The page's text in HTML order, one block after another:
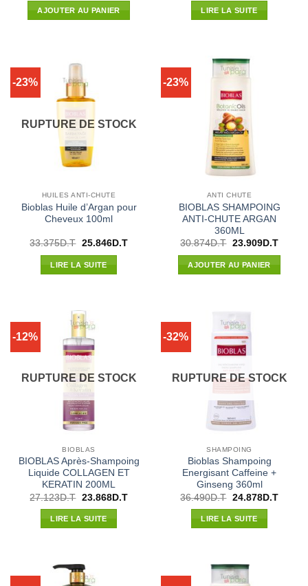
initial
était :
AJOUTER AU PANIER
initial
était :
LIRE LA SUITE
-23%
RUPTURE DE STOCK
HUILES ANTI-CHUTE
Bioblas Huile d’Argan pour
Cheveux 100ml
33.375D.T Le
initial
était :
25.846D.TLe
LIRE LA SUITE
-23%
ANTI CHUTE
BIOBLAS SHAMPOING
ANTI-CHUTE ARGAN
360ML
30.874D.T Le
initial
était :
23.909D.TLe
AJOUTER AU PANIER
-12%
RUPTURE DE STOCK
BIOBLAS
BIOBLAS Après-Shampoing
Liquide COLLAGEN ET
KERATIN 200ML
27.123D.T Le
initial
était :
23.868D.TLe
LIRE LA SUITE
-32%
RUPTURE DE STOCK
SHAMPOING
Bioblas Shampoing
Energisant Caffeine +
Ginseng 360ml
36.490D.T Le
initial
était :
24.878D.TLe
LIRE LA SUITE